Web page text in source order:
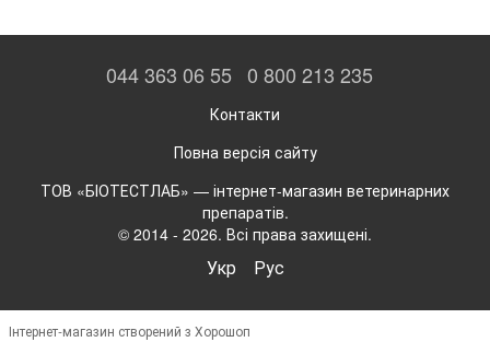
044 363 06 55 0 800 213 235
Контакти
Повна версія сайту
ТОВ «БІОТЕСТЛАБ» — інтернет-магазин ветеринарних
препаратів.
© 2014 - 2026. Всі права захищені.
Укр Рус
Інтернет-магазин створений з Хорошоп